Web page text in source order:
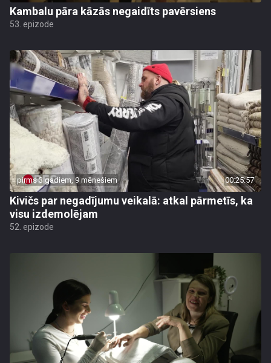
Kambalu pāra kāzās negaidīts pavērsiens
53. epizode
pirms 3 gadiem, 9 mēnešiem 00:25:57
Kivičs par negadījumu veikalā: atkal pārmetīs, ka
visu izdemolējam
52. epizode